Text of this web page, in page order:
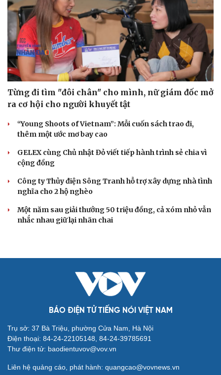
Từng đi tìm "đôi chân" cho mình, nữ giám đốc mở
ra cơ hội cho người khuyết tật
“Young Shoots of Vietnam”: Mỗi cuốn sách trao đi,
thêm một ước mơ bay cao
GELEX cùng Chủ nhật Đỏ viết tiếp hành trình sẻ chia vì
cộng đồng
Công ty Thủy điện Sông Tranh hỗ trợ xây dựng nhà tình
nghĩa cho 2 hộ nghèo
Một năm sau giải thưởng 50 triệu đồng, cả xóm nhỏ vẫn
nhắc nhau giữ lại nhãn chai
BÁO ĐIỆN TỬ TIẾNG NÓI VIỆT NAM
Trụ sở: 37 Bà Triệu, phường Cửa Nam, Hà Nội
Điện thoại: 84-24-22105148, 84-24-39785691
Thư điện tử: baodientuvov@vov.vn
Liên hệ quảng cáo, phát hành: quangcao@vovnews.vn